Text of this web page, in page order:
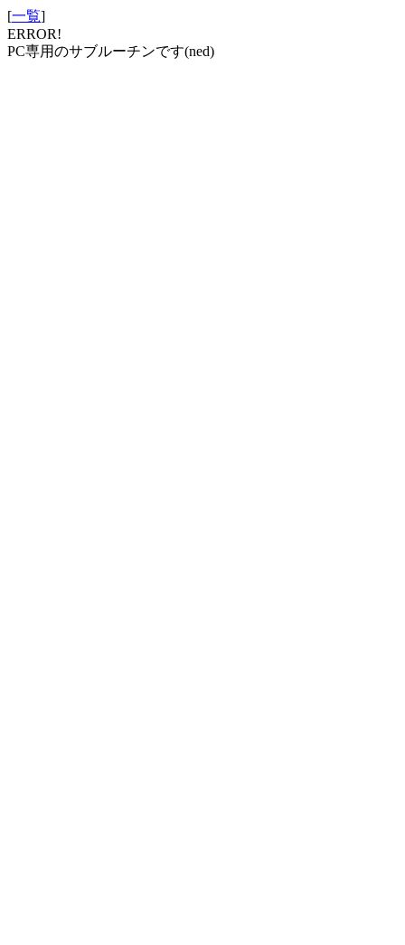
[一覧]
ERROR!
PC専用のサブルーチンです(ned)